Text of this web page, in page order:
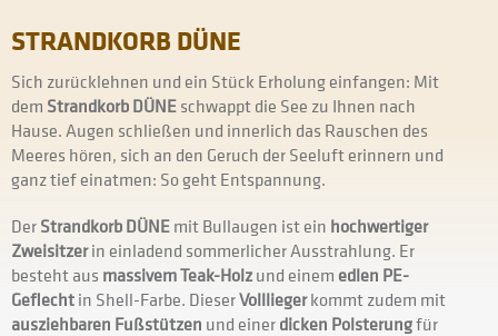
STRANDKORB DÜNE
Sich zurücklehnen und ein Stück Erholung einfangen: Mit
dem Strandkorb DÜNEschwappt die See zu Ihnen nach
Hause. Augen schließen und innerlich das Rauschen des
Meeres hören, sich an den Geruch der Seeluft erinnern und
ganz tief einatmen: So geht Entspannung.
DerStrandkorb DÜNEmit Bullaugen ist ein hochwertiger
Zweisitzerin einladend sommerlicher Ausstrahlung. Er
besteht aus massivem Teak-Holzund einem edlen PE-
Geflechtin Shell-Farbe. DieserVollliegerkommt zudem mit
ausziehbaren Fußstützen und einerdicken Polsterungfür